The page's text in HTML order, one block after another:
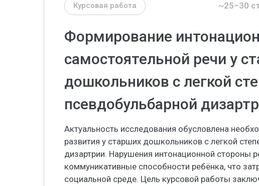
Курсовая работа ~25–30
Формирование
самостоятельной речи у
дошкольников с легкой
псевдобульбарной
Актуальность исследования обусловлена
развития у старших дошкольников с легкой
дизартрии. Нарушения интонационной стороны
коммуникативные способности ребёнка, что
социальной среде. Цель курсовой работы